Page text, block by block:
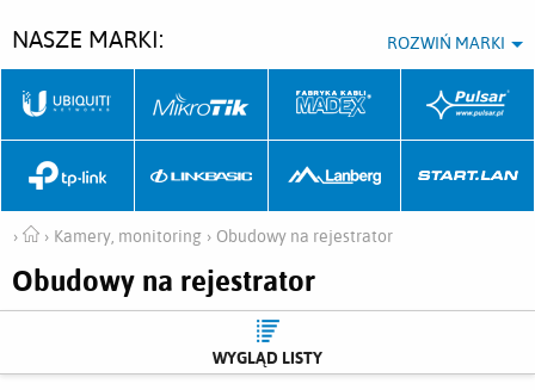
NASZE MARKI: ROZWIŃ MARKI
Kamery, monitoring Obudowy na rejestrator
WYGLĄD LISTY
Obudowy na rejestrator